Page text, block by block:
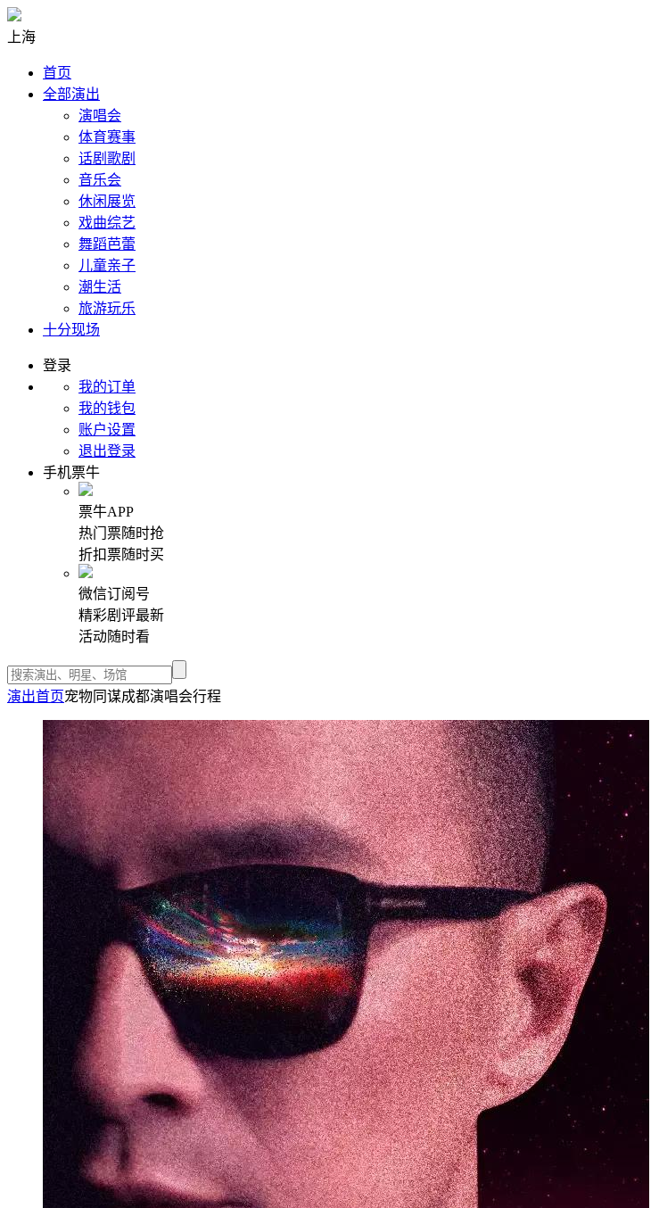
上海
首页
全部演出
演唱会
体育赛事
话剧歌剧
音乐会
休闲展览
戏曲综艺
舞蹈芭蕾
儿童亲子
潮生活
旅游玩乐
十分现场
登录
我的订单
我的钱包
账户设置
退出登录
手机票牛
票牛APP
热门票随时抢
折扣票随时买
微信订阅号
精彩剧评最新
活动随时看
演出首页宠物同谋成都演唱会行程